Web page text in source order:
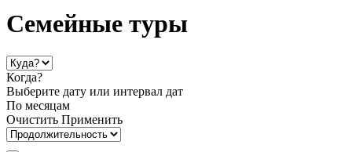
Семейные туры
Когда?
Выберите дату или интервал дат
По месяцам
Очистить Применить